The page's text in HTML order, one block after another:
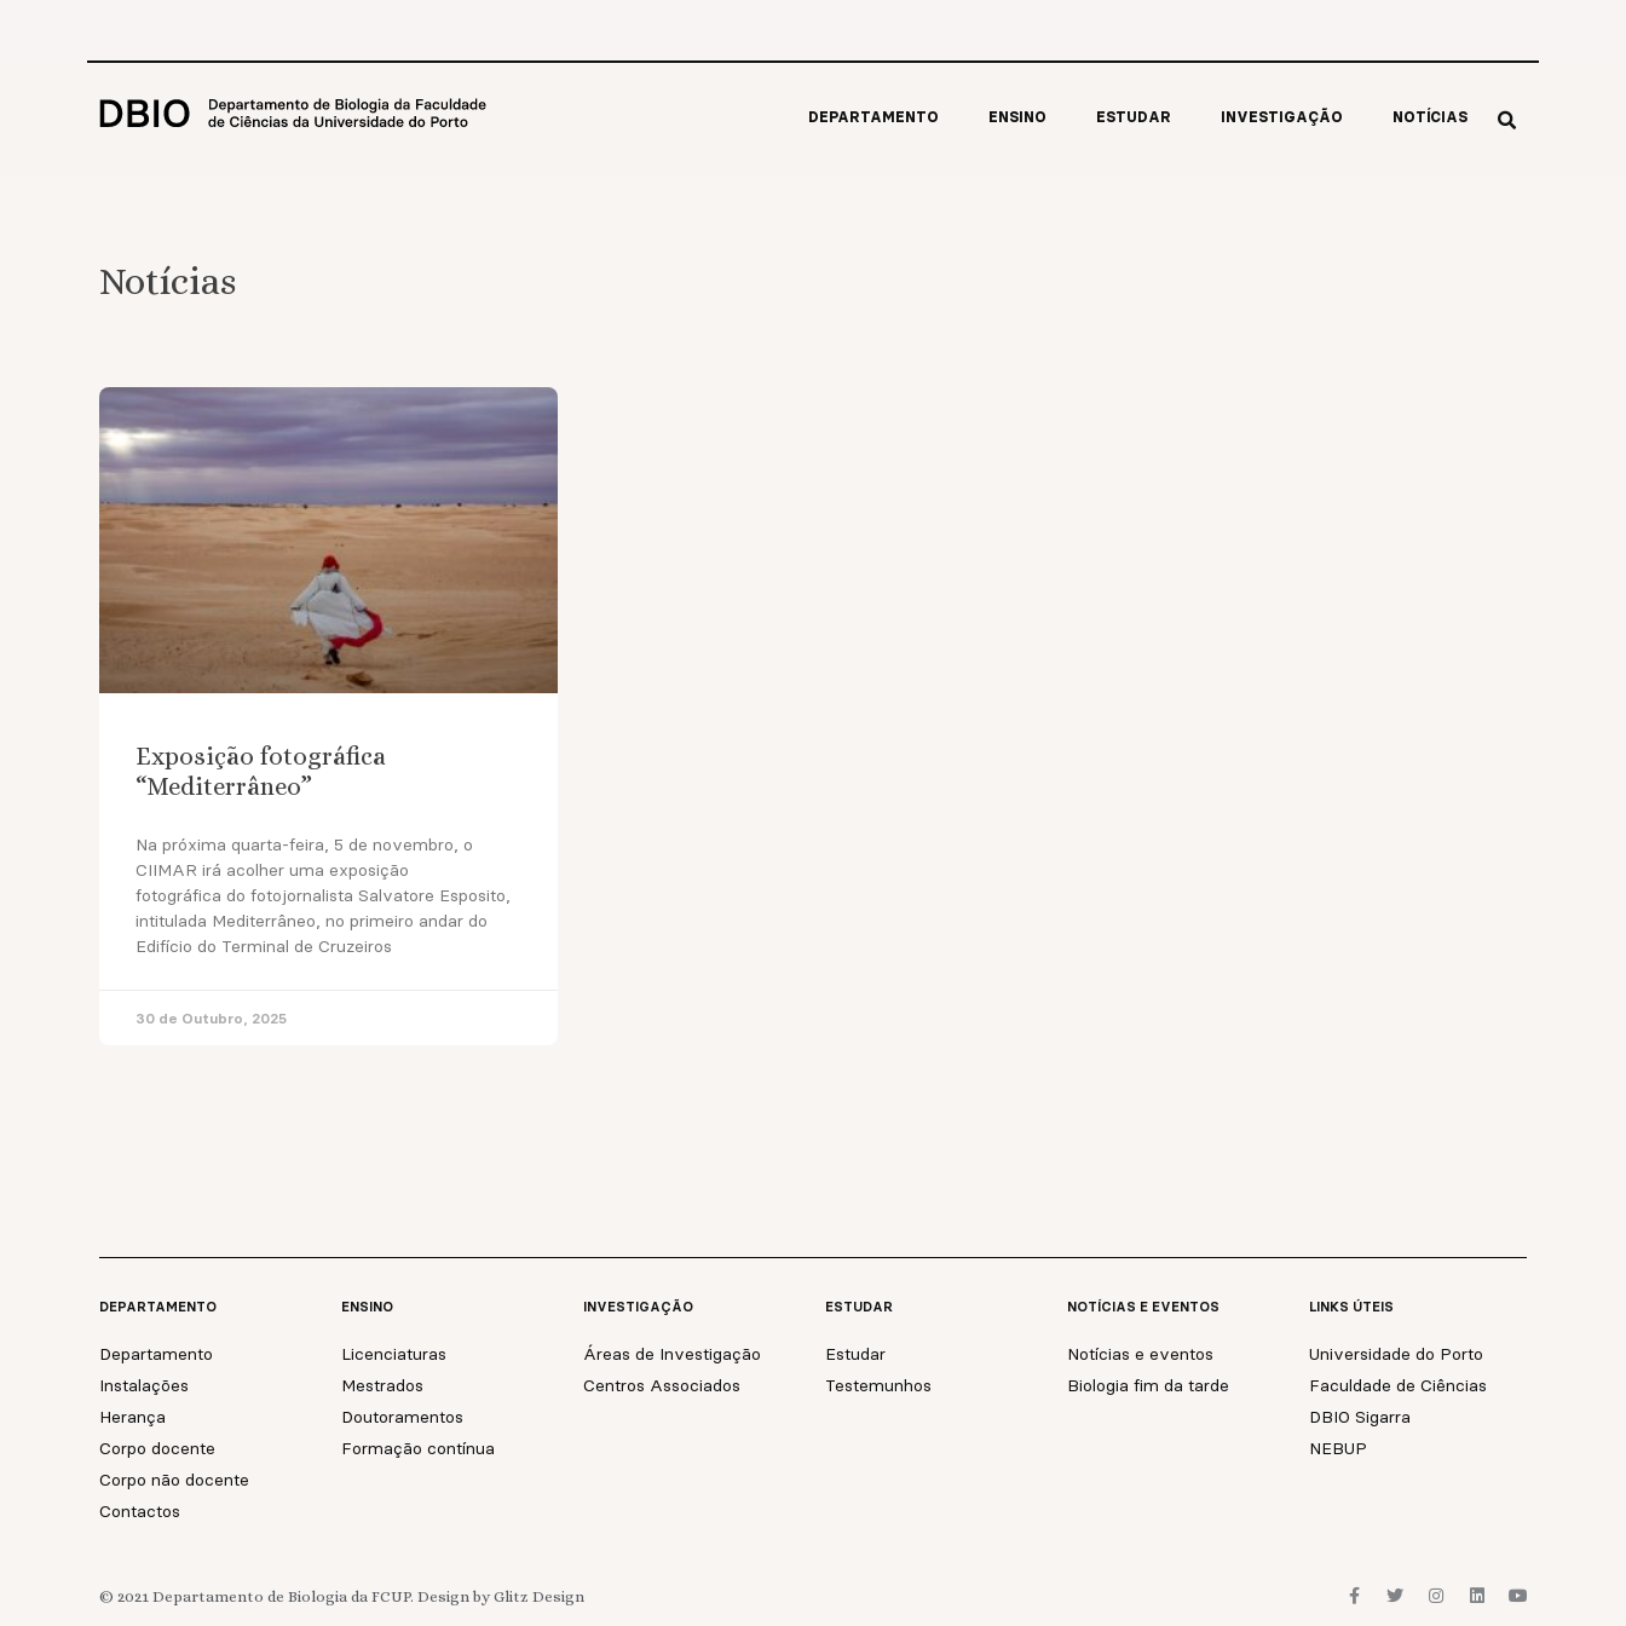
DEPARTAMENTO ENSINO ESTUDAR INVESTIGAÇÃO NOTÍCIAS
Notícias
Exposição fotográfica
“Mediterrâneo”
Na próxima quarta-feira, 5 de novembro, o
CIIMAR irá acolher uma exposição
fotográfica do fotojornalista Salvatore Esposito,
intitulada Mediterrâneo, no primeiro andar do
Edifício do Terminal de Cruzeiros
30 de Outubro, 2025
DEPARTAMENTO
Departamento
Instalações
Herança
Corpo docente
Corpo não docente
Contactos
ENSINO
Licenciaturas
Mestrados
Doutoramentos
Formação contínua
INVESTIGAÇÃO
Áreas de Investigação
Centros Associados
ESTUDAR
Estudar
Testemunhos
NOTÍCIAS E EVENTOS
Notícias e eventos
Biologia fim da tarde
LINKS ÚTEIS
Universidade do Porto
Faculdade de Ciências
DBIO Sigarra
NEBUP
© 2021 Departamento de Biologia da FCUP. Design by Glitz Design